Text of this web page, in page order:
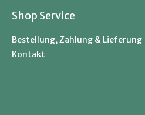
Shop Service
Bestellung, Zahlung & Lieferung
Kontakt